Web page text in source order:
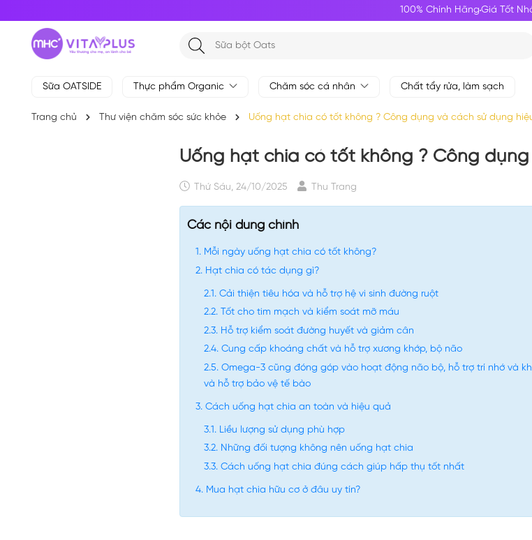
100% Chính HãngGiá Tốt
Sữa OATSIDE Thực phẩm Organic Chăm sóc cá nhân Chất tẩy rửa, làm sạch
Trang chủ Thư viện chăm sóc sức khỏe Uống hạt chia có tốt không ? Công dụng và cách sử dụng
Uống hạt chia có tốt không ? Công
Thứ Sáu, 24/10/2025 Thu Trang
Các nội dung chính
Mỗi ngày uống hạt chia có tốt không?
Hạt chia có tác dụng gì?
Cải thiện tiêu hóa và hỗ trợ hệ vi sinh đường ruột
Tốt cho tim mạch và kiểm soát mỡ máu
Hỗ trợ kiểm soát đường huyết và giảm cân
Cung cấp khoáng chất và hỗ trợ xương khớp, bộ não
Omega-3 cũng đóng góp vào hoạt động não bộ, hỗ trợ trí nhớ và
và hỗ trợ bảo vệ tế bào
Cách uống hạt chia an toàn và hiệu quả
Liều lượng sử dụng phù hợp
Những đối tượng không nên uống hạt chia
Cách uống hạt chia đúng cách giúp hấp thụ tốt nhất
Mua hạt chia hữu cơ ở đâu uy tín?